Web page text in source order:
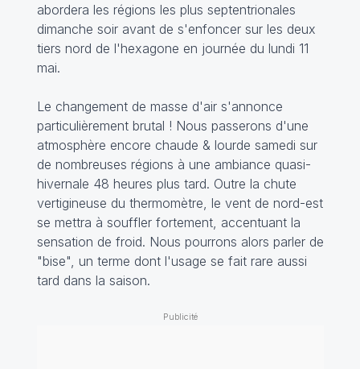
abordera les régions les plus septentrionales
dimanche soir avant de s'enfoncer sur les deux
tiers nord de l'hexagone en journée du lundi 11
mai.
Le changement de masse d'air s'annonce
particulièrement brutal ! Nous passerons d'une
atmosphère encore chaude & lourde samedi sur
de nombreuses régions à une ambiance quasi-
hivernale 48 heures plus tard. Outre la chute
vertigineuse du thermomètre, le vent de nord-est
se mettra à souffler fortement, accentuant la
sensation de froid. Nous pourrons alors parler de
"bise", un terme dont l'usage se fait rare aussi
tard dans la saison.